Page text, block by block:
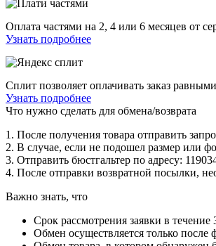
Оплата частями на 2, 4 или 6 месяцев от
Узнать подробнее
Сплит позволяет оплачивать заказ
Узнать подробнее
Что нужно сделать для обмена/возврата
1. После получения товара отправить
2. В случае, если не подошел размер или
3. Отправить бюстгальтер по адресу:
4. После отправки возвратной посылки,
Важно знать, что
Срок рассмотрения заявки в течение
Обмен осуществляется только